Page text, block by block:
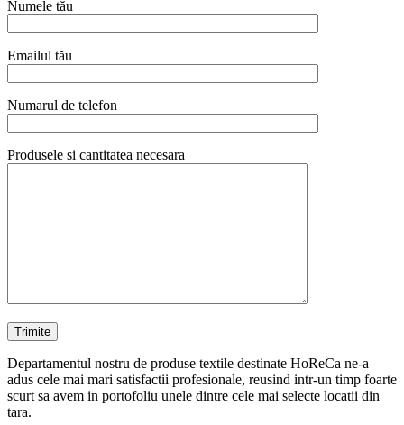
Numele tău
Emailul tău
Numarul de telefon
Produsele si cantitatea necesara
Departamentul nostru de produse textile destinate HoReCa ne-a
adus cele mai mari satisfactii profesionale, reusind intr-un timp foarte
scurt sa avem in portofoliu unele dintre cele mai selecte locatii din
tara.